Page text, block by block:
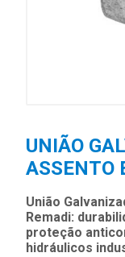
UNIÃO
ASSENTO
União
Remadi:
proteção
hidráulicos